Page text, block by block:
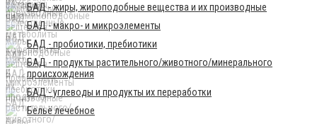
БАД - жиры, жироподобные вещества и их производные
БАД - макро- и микроэлементы
БАД - пробиотики, пребиотики
БАД - продукты растительного/животного/минерального
происхождения
БАД - углеводы и продукты их переработки
Бельё лечебное